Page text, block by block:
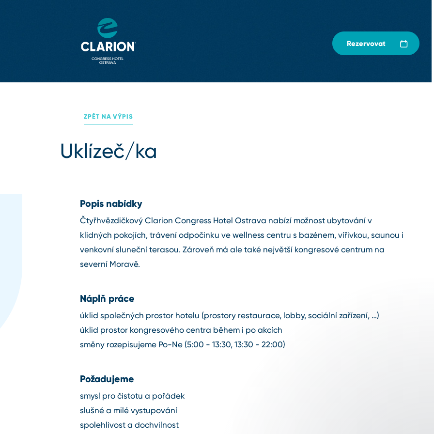
Rezervovat
ZPĚT NA VÝPIS
Uklízeč/ka
Popis nabídky
Čtyřhvězdičkový Clarion Congress Hotel Ostrava nabízí možnost ubytování v
klidných pokojích, trávení odpočinku ve wellness centru s bazénem, vířivkou, saunou i
venkovní sluneční terasou. Zároveň má ale také největší kongresové centrum na
severní Moravě.
Náplň práce
úklid společných prostor hotelu (prostory restaurace, lobby, sociální zařízení, …)
úklid prostor kongresového centra během i po akcích
směny rozepisujeme Po-Ne (5:00 - 13:30, 13:30 - 22:00)
Požadujeme
smysl pro čistotu a pořádek
slušné a milé vystupování
spolehlivost a dochvilnost